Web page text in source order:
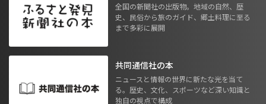
全国の新聞社の出版物。地域の自然、歴
史、民俗から旅のガイド、郷土料理に至る
まで多彩に展開
共同通信社の本
ニュースと情報の世界に新たな光を当て
る。歴史、文化、スポーツなど深い知識と
独自の視点で構成